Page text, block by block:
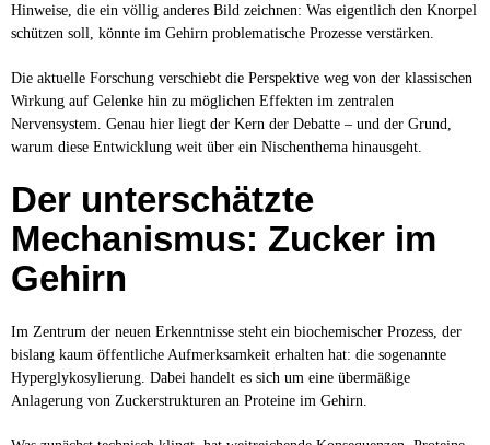
Hinweise, die ein völlig anderes Bild zeichnen: Was eigentlich den Knorpel
schützen soll, könnte im Gehirn problematische Prozesse verstärken.
Die aktuelle Forschung verschiebt die Perspektive weg von der klassischen
Wirkung auf Gelenke hin zu möglichen Effekten im zentralen
Nervensystem. Genau hier liegt der Kern der Debatte – und der Grund,
warum diese Entwicklung weit über ein Nischenthema hinausgeht.
Der unterschätzte
Mechanismus: Zucker im
Gehirn
Im Zentrum der neuen Erkenntnisse steht ein biochemischer Prozess, der
bislang kaum öffentliche Aufmerksamkeit erhalten hat: die sogenannte
Hyperglykosylierung. Dabei handelt es sich um eine übermäßige
Anlagerung von Zuckerstrukturen an Proteine im Gehirn.